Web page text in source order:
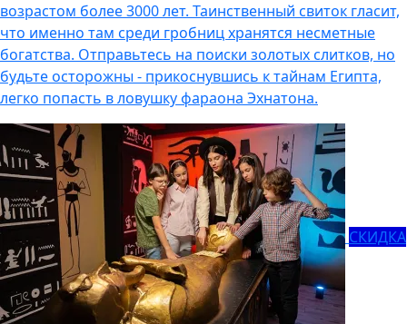
возрастом более 3000 лет. Таинственный свиток гласит,
что именно там среди гробниц хранятся несметные
богатства. Отправьтесь на поиски золотых слитков, но
будьте осторожны - прикоснувшись к тайнам Египта,
легко попасть в ловушку фараона Эхнатона.
СКИДКА